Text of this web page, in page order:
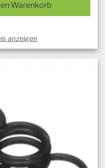
Warenkorb
anzeigen